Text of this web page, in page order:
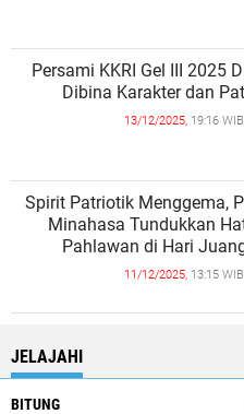
Persami KKRI Gel III 2025
Dibina Karakter dan
13/12/2025, 19:16 WIB
Spirit Patriotik Menggema,
Minahasa Tundukkan
Pahlawan di Hari
11/12/2025, 13:15 WIB
JELAJAHI
BITUNG